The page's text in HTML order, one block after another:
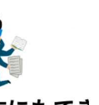
ス
移行支援サービス
る